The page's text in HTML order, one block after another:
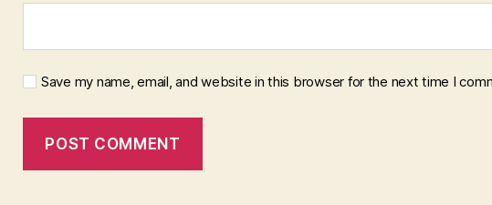
Save my name, email, and website in this browser for the next time I